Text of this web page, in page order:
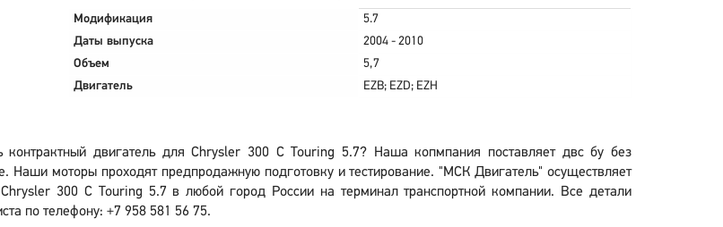
Модификация
5.7
Даты выпуска
2004 - 2010
Объем
5,7
Двигатель
EZB; EZD; EZH
контрактный двигатель для Chrysler 300 C Touring 5.7? Наша копмпания поставляет двс бу без
Наши моторы проходят предпродажную подготовку и тестирование. "МСК Двигатель" осуществляет
Chrysler 300 C Touring 5.7 в любой город России на терминал транспортной компании. Все детали
по телефону: +7 958 581 56 75.